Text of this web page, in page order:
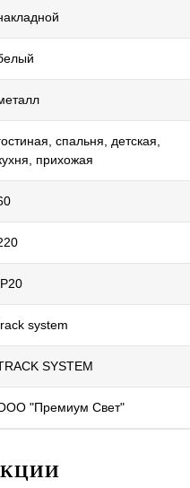
спальня, детская,
прихожая
system
SYSTEM
"Премиум Свет"